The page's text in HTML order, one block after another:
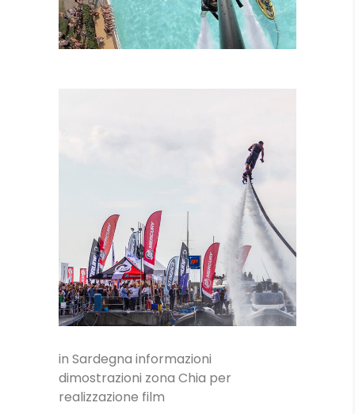
LEZIONI
in Sardegna informazioni
dimostrazioni zona Chia per
realizzazione film